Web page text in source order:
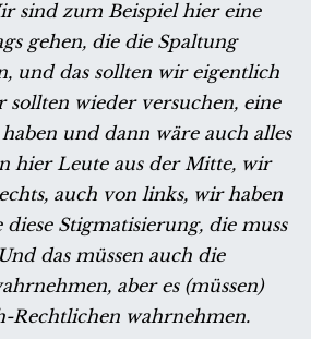
sind zum Beispiel hier eine
gehen, die die Spaltung
und das sollten wir eigentlich
sollten wieder versuchen, eine
und dann wäre auch alles
hier Leute aus der Mitte, wir
auch von links, wir haben
Stigmatisierung, die muss
das müssen auch die
aber es (müssen)
Rechtlichen wahrnehmen.